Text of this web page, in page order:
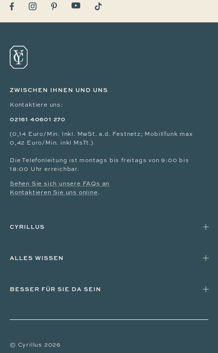
ZWISCHEN IHNEN UND UNS
Kontaktiere uns:
02161 40601 270
(0,14 Euro/Min. Inkl. MwSt. a.d. Festnetz; Mobillfunk max
0,42 Euro/Min. inkl MsTt.)
Die Telefonleitung ist montags bis freitags von 9:00 bis
18:00 Uhr erreichbar.
Sehen Sie sich unsere FAQs an
Kontaktieren Sie uns online.
CYRILLUS
ALLES WISSEN
BESSER FÜR SIE DA SEIN
© Cyrillus 2026